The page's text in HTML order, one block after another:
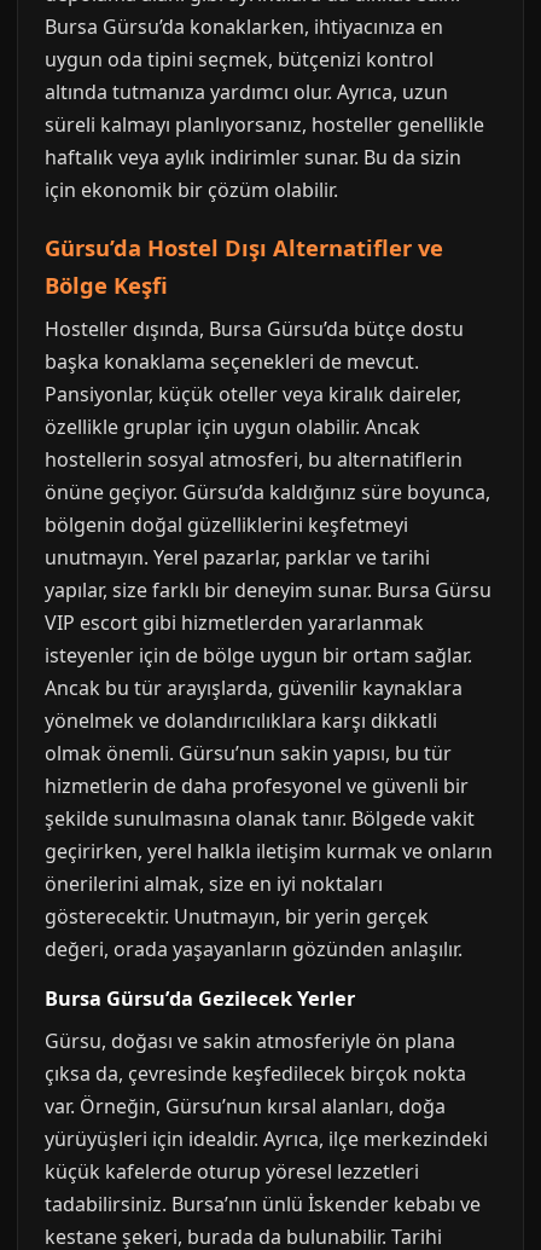
Bursa Gürsu’da konaklarken, ihtiyacınıza en
uygun oda tipini seçmek, bütçenizi kontrol
altında tutmanıza yardımcı olur. Ayrıca, uzun
süreli kalmayı planlıyorsanız, hosteller genellikle
haftalık veya aylık indirimler sunar. Bu da sizin
için ekonomik bir çözüm olabilir.
Gürsu’da Hostel Dışı Alternatifler ve
Bölge Keşfi
Hosteller dışında, Bursa Gürsu’da bütçe dostu
başka konaklama seçenekleri de mevcut.
Pansiyonlar, küçük oteller veya kiralık daireler,
özellikle gruplar için uygun olabilir. Ancak
hostellerin sosyal atmosferi, bu alternatiflerin
önüne geçiyor. Gürsu’da kaldığınız süre boyunca,
bölgenin doğal güzelliklerini keşfetmeyi
unutmayın. Yerel pazarlar, parklar ve tarihi
yapılar, size farklı bir deneyim sunar. Bursa Gürsu
VIP escort gibi hizmetlerden yararlanmak
isteyenler için de bölge uygun bir ortam sağlar.
Ancak bu tür arayışlarda, güvenilir kaynaklara
yönelmek ve dolandırıcılıklara karşı dikkatli
olmak önemli. Gürsu’nun sakin yapısı, bu tür
hizmetlerin de daha profesyonel ve güvenli bir
şekilde sunulmasına olanak tanır. Bölgede vakit
geçirirken, yerel halkla iletişim kurmak ve onların
önerilerini almak, size en iyi noktaları
gösterecektir. Unutmayın, bir yerin gerçek
değeri, orada yaşayanların gözünden anlaşılır.
Bursa Gürsu’da Gezilecek Yerler
Gürsu, doğası ve sakin atmosferiyle ön plana
çıksa da, çevresinde keşfedilecek birçok nokta
var. Örneğin, Gürsu’nun kırsal alanları, doğa
yürüyüşleri için idealdir. Ayrıca, ilçe merkezindeki
küçük kafelerde oturup yöresel lezzetleri
tadabilirsiniz. Bursa’nın ünlü İskender kebabı ve
kestane şekeri, burada da bulunabilir. Tarihi